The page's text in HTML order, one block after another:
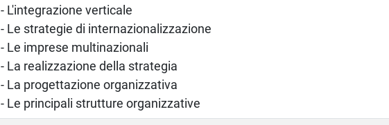
- L'integrazione verticale
- Le strategie di internazionalizzazione
- Le imprese multinazionali
- La realizzazione della strategia
- La progettazione organizzativa
- Le principali strutture organizzative